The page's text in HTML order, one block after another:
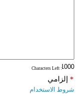
: Characters Left
إلزامي *
شروط الاستخدام